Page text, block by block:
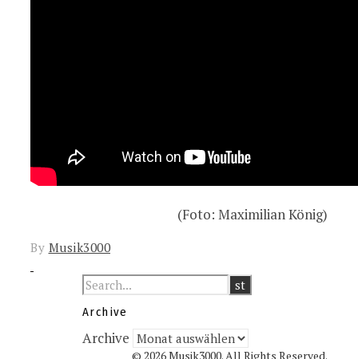
(Foto: Maximilian König)
By Musik3000
Archive
Archive
© 2026 Musik3000. All Rights Reserved.